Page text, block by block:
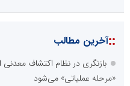
::آخرین مطالب
بازنگری در نظام اکتشاف
«مرحله عملیاتی» می‌شود